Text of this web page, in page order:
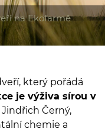
na Ekofarmě
který pořádá
je výživa sírou v
Jindřich Černý,
chemie a